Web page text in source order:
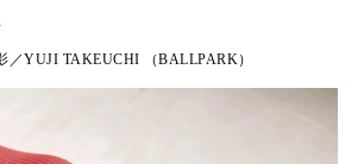
YUJI TAKEUCHI （BALLPARK）